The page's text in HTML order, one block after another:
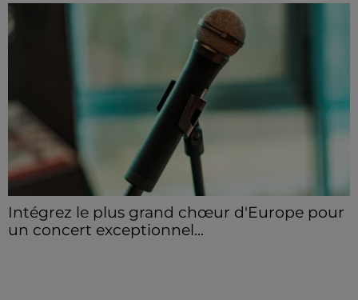
Des personnes malveillantes tentent de voler vos
informations personnelles.
Intégrez le plus grand chœur d'Europe pour
un concert exceptionnel...